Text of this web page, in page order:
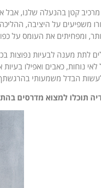
מרכיב קטן בהנעלה שלנו, אבל
משפיעים על היציבה,
ומפחיתים את העומס על
לתת מענה לבעיות נפוצות
נוחות, כאבים ואפילו
הבדל משמעותי בהרגשתך
תוכלו למצוא מדרסים